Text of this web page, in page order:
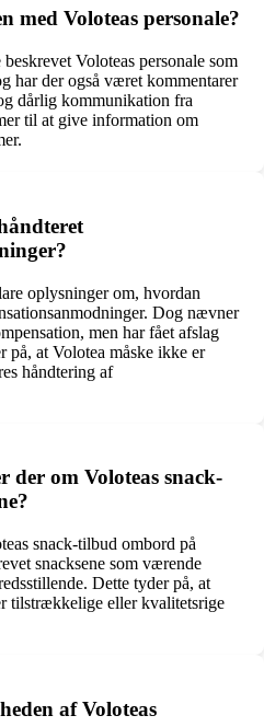
med Voloteas personale?
Voloteas personale som
har der også været kommentarer
dårlig kommunikation fra
til at give information om
oplysninger om, hvordan
Dog nævner
men har fået afslag
på, at Volotea måske ikke er
håndtering af
der om Voloteas snack-
snack-tilbud ombord på
snacksene som værende
Dette tyder på, at
tilstrækkelige eller kvalitetsrige
af Voloteas